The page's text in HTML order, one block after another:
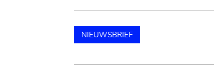
NIEUWSBRIEF